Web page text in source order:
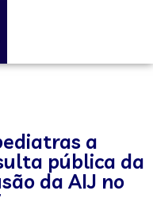
a
pública da
da AIJ no